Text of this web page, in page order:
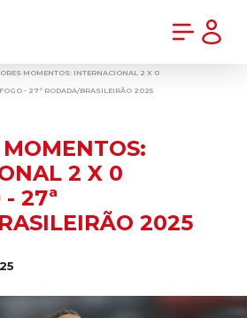
MOMENTOS: INTERNACIONAL 2 X 0
- 27ª RODADA/BRASILEIRÃO 2025
2 X 0
- 27ª
2025